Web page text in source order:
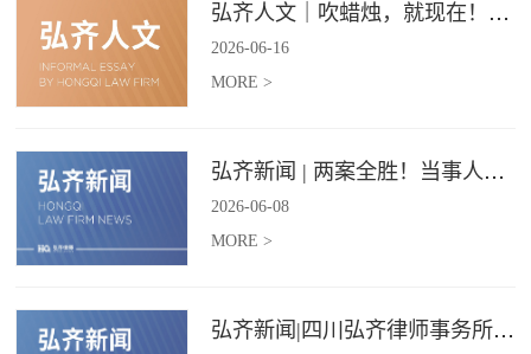
弘齐人文｜吹蜡烛，就现在！弘齐第二季度生日会如约而至
2026-06-16
MORE >
弘齐新闻 | 两案全胜！当事人赠 “律法精湛 不负重托” 锦旗致谢
2026-06-08
MORE >
弘齐新闻|四川弘齐律师事务所第二季度核心团队业务会暨“青研汇”圆满召开